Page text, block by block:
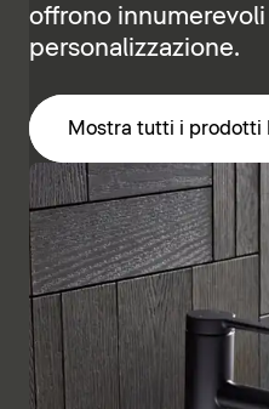
offrono
personalizzazione.
Mostra tutti i prodotti